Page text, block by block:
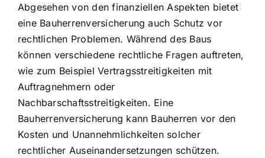
Abgesehen von den finanziellen Aspekten bietet
eine Bauherrenversicherung auch Schutz vor
rechtlichen Problemen. Während des Baus
können verschiedene rechtliche Fragen auftreten,
wie zum Beispiel Vertragsstreitigkeiten mit
Auftragnehmern oder
Nachbarschaftsstreitigkeiten. Eine
Bauherrenversicherung kann Bauherren vor den
Kosten und Unannehmlichkeiten solcher
rechtlicher Auseinandersetzungen schützen.